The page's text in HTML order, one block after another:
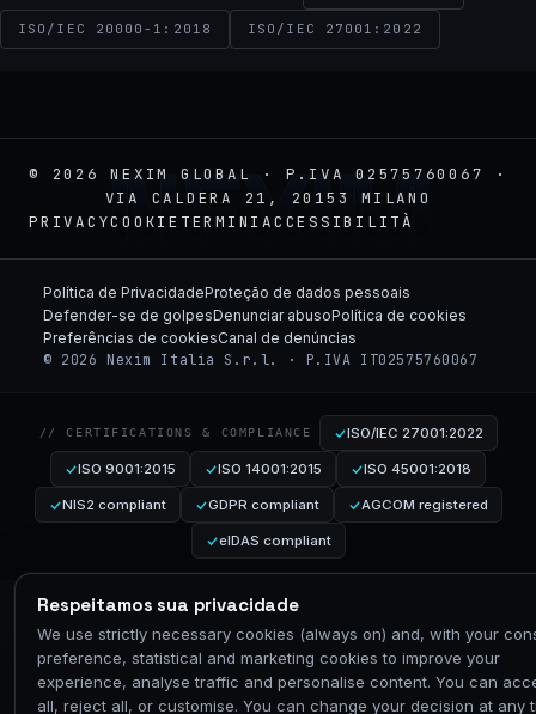
ISO/IEC 20000-1:2018 ISO/IEC 27001:2022
© 2026 NEXIM GLOBAL · P.IVA 02575760067 ·
VIA CALDERA 21, 20153 MILANO
PRIVACYCOOKIE TERMINI ACCESSIBILITÀ
NEXIM
Respeitamos sua privacidade
We use strictly necessary cookies (always on) and, with your
preference, statistical and marketing cookies to improve your
experience, analyse traffic and personalise content. You can
all, reject all, or customise. You can change your decision at any
Política de PrivacidadeProteção de dados pessoais
Defender-se de golpesDenunciar abusoPolítica de cookies
Preferências de cookiesCanal de denúncias
© 2026 Nexim Italia S.r.l. · P.IVA IT02575760067
// CERTIFICATIONS & COMPLIANCE ISO/IEC 27001:2022
ISO 9001:2015 ISO 14001:2015 ISO 45001:2018
NIS2 compliant GDPR compliant AGCOM registered
eIDAS compliant